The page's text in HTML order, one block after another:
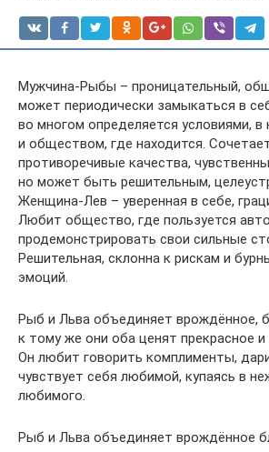
Мужчина-Рыбы – проницательный,
может периодически замыкаться в
во многом определяется условиями,
и обществом, где находится.
противоречивые качества,
но может быть решительным,
Женщина-Лев – уверенная в себе,
Любит общество, где пользуется
продемонстрировать свои сильные
Решительная, склонна к рискам и
эмоций.
Рыб и Льва объединяет врождённое,
к тому же они оба ценят прекрасное
Он любит говорить комплименты,
чувствует себя любимой, купаясь в
любимого.
Рыб и Льва объединяет врождённое